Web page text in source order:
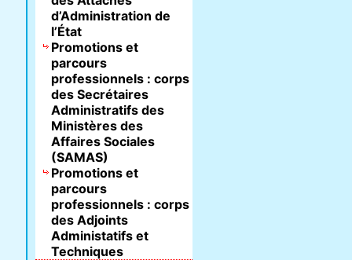
d’Administration de
l’État
Promotions et
parcours
professionnels : corps
des Secrétaires
Administratifs des
Ministères des
Affaires Sociales
(SAMAS)
Promotions et
parcours
professionnels : corps
des Adjoints
Administatifs et
Techniques